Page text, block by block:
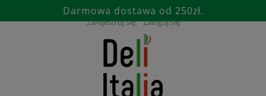
Darmowa dostawa od 250zł.
Zarejestruj się Zaloguj się